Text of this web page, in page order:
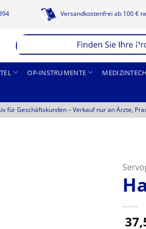
Versandkostenfrei ab 100 €
OP-INSTRUMENTE
für Geschäftskunden –Verkauf nur an Ärzte,